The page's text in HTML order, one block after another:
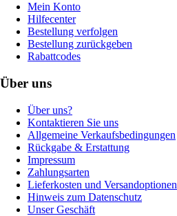
Mein Konto
Hilfecenter
Bestellung verfolgen
Bestellung zurückgeben
Rabattcodes
Über uns
Über uns?
Kontaktieren Sie uns
Allgemeine Verkaufsbedingungen
Rückgabe & Erstattung
Impressum
Zahlungsarten
Lieferkosten und Versandoptionen
Hinweis zum Datenschutz
Unser Geschäft